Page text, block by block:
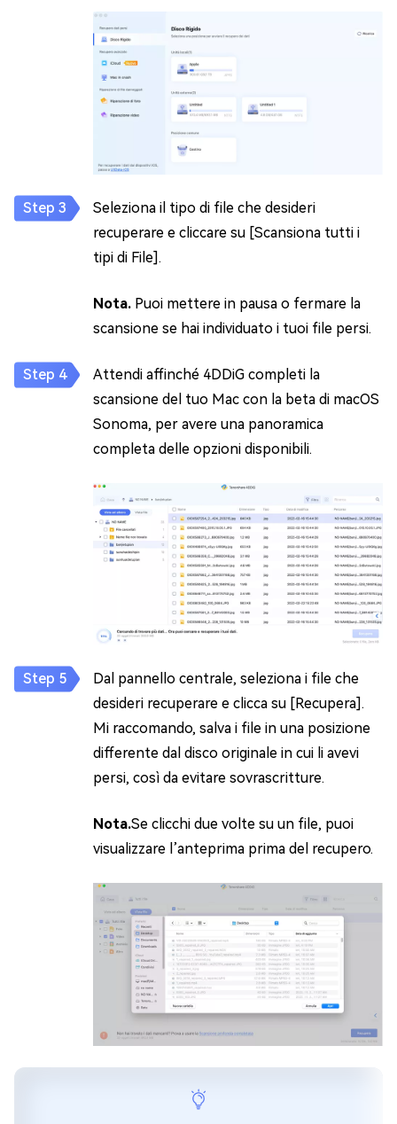
Seleziona il tipo di file che desideri
recuperare e cliccare su [Scansiona tutti i
tipi di File].
Nota. Puoi mettere in pausa o fermare la
scansione se hai individuato i tuoi file persi.
Attendi affinché 4DDiG completi la
scansione del tuo Mac con la beta di macOS
Sonoma, per avere una panoramica
completa delle opzioni disponibili.
Dal pannello centrale, seleziona i file che
desideri recuperare e clicca su [Recupera].
Mi raccomando, salva i file in una posizione
differente dal disco originale in cui li avevi
persi, così da evitare sovrascritture.
Nota.Se clicchi due volte su un file, puoi
visualizzare l’anteprima prima del recupero.